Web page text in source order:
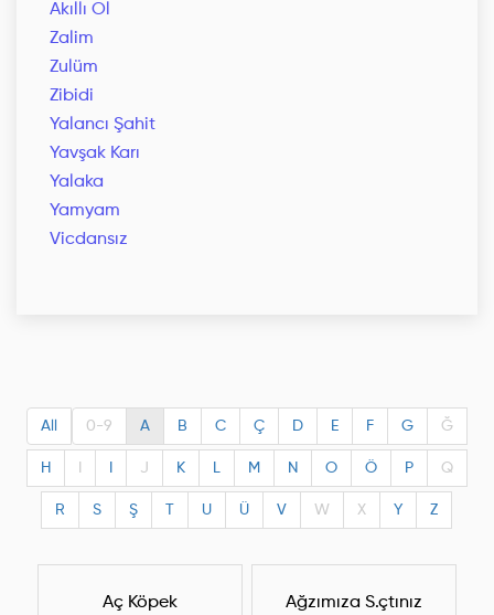
Akıllı Ol
Zalim
Zulüm
Zibidi
Yalancı Şahit
Yavşak Karı
Yalaka
Yamyam
Vicdansız
All 0-9 A B C Ç D E F G Ğ
H J K L M N O Ö P Q
R S Ş U Ü V W X Y Z
Aç Köpek Ağzımıza S.çtınız